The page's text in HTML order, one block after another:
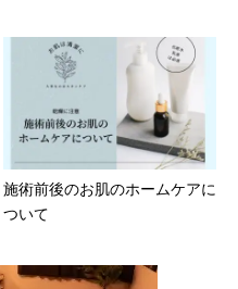
施術前後のお肌のホームケアに
ついて